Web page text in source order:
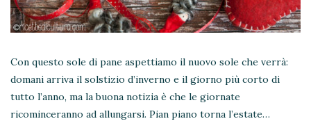
Con questo sole di pane aspettiamo il nuovo sole che verrà:
domani arriva il solstizio d’inverno e il giorno più corto di
tutto l’anno, ma la buona notizia è che le giornate
ricominceranno ad allungarsi. Pian piano torna l’estate…